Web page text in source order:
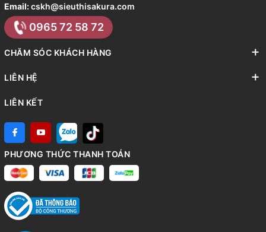
Email:cskh@sieuthisakura.com
0965 72 58 72
CHĂM SÓC KHÁCH HÀNG
LIÊN HỆ
LIÊN KẾT
PHƯƠNG THỨC THANH TOÁN